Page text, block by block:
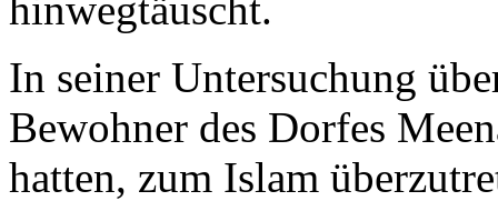
hinwegtäuscht.
In seiner Untersuchung
Bewohner des Dorfes
hatten, zum Islam